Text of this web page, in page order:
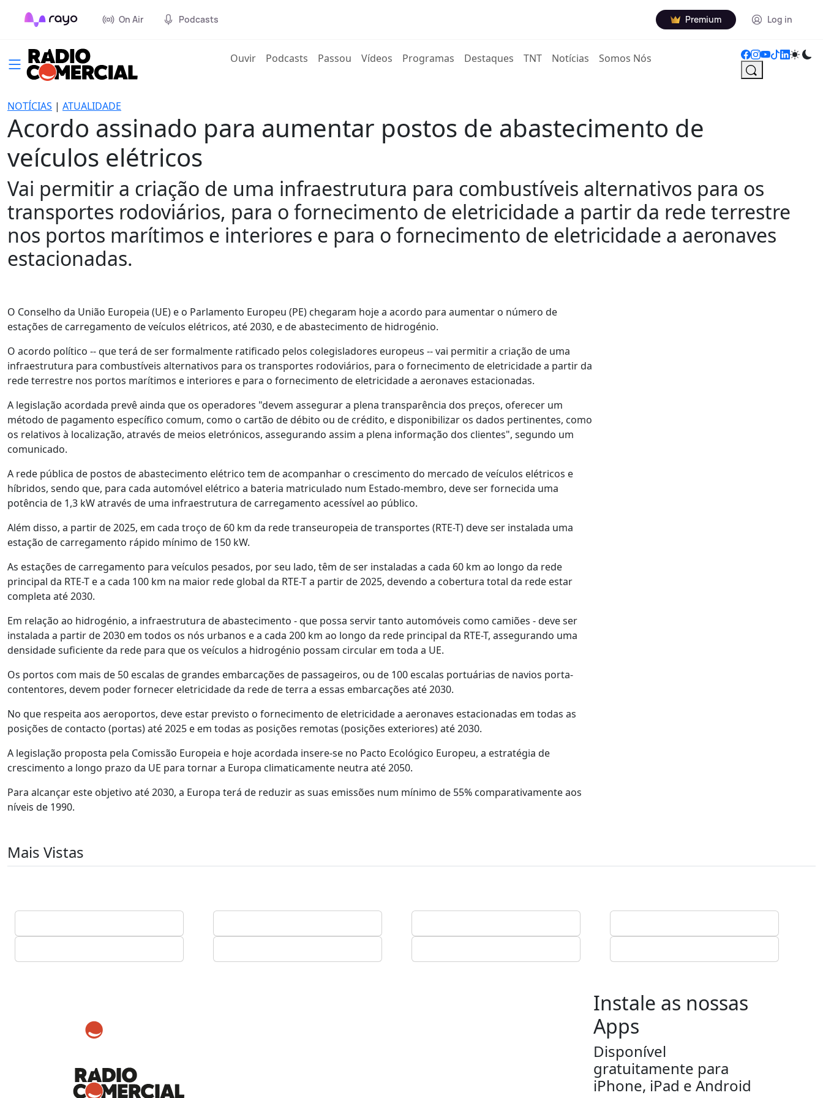
On Air Podcasts Premium Log in
Ouvir(current)
Podcasts Passou Vídeos Programas Destaques TNT Notícias Somos Nós
NOTÍCIAS | ATUALIDADE
Acordo assinado para aumentar postos de abastecimento de
veículos elétricos
Vai permitir a criação de uma infraestrutura para combustíveis alternativos para os
transportes rodoviários, para o fornecimento de eletricidade a partir da rede terrestre
nos portos marítimos e interiores e para o fornecimento de eletricidade a aeronaves
estacionadas.
O Conselho da União Europeia (UE) e o Parlamento Europeu (PE) chegaram hoje a acordo para aumentar o número de
estações de carregamento de veículos elétricos, até 2030, e de abastecimento de hidrogénio.
O acordo político -- que terá de ser formalmente ratificado pelos colegisladores europeus -- vai permitir a criação de uma
infraestrutura para combustíveis alternativos para os transportes rodoviários, para o fornecimento de eletricidade a partir da
rede terrestre nos portos marítimos e interiores e para o fornecimento de eletricidade a aeronaves estacionadas.
A legislação acordada prevê ainda que os operadores "devem assegurar a plena transparência dos preços, oferecer um
método de pagamento específico comum, como o cartão de débito ou de crédito, e disponibilizar os dados pertinentes, como
os relativos à localização, através de meios eletrónicos, assegurando assim a plena informação dos clientes", segundo um
comunicado.
A rede pública de postos de abastecimento elétrico tem de acompanhar o crescimento do mercado de veículos elétricos e
híbridos, sendo que, para cada automóvel elétrico a bateria matriculado num Estado-membro, deve ser fornecida uma
potência de 1,3 kW através de uma infraestrutura de carregamento acessível ao público.
Além disso, a partir de 2025, em cada troço de 60 km da rede transeuropeia de transportes (RTE-T) deve ser instalada uma
estação de carregamento rápido mínimo de 150 kW.
As estações de carregamento para veículos pesados, por seu lado, têm de ser instaladas a cada 60 km ao longo da rede
principal da RTE-T e a cada 100 km na maior rede global da RTE-T a partir de 2025, devendo a cobertura total da rede estar
completa até 2030.
Em relação ao hidrogénio, a infraestrutura de abastecimento - que possa servir tanto automóveis como camiões - deve ser
instalada a partir de 2030 em todos os nós urbanos e a cada 200 km ao longo da rede principal da RTE-T, assegurando uma
densidade suficiente da rede para que os veículos a hidrogénio possam circular em toda a UE.
Os portos com mais de 50 escalas de grandes embarcações de passageiros, ou de 100 escalas portuárias de navios porta-
contentores, devem poder fornecer eletricidade da rede de terra a essas embarcações até 2030.
No que respeita aos aeroportos, deve estar previsto o fornecimento de eletricidade a aeronaves estacionadas em todas as
posições de contacto (portas) até 2025 e em todas as posições remotas (posições exteriores) até 2030.
A legislação proposta pela Comissão Europeia e hoje acordada insere-se no Pacto Ecológico Europeu, a estratégia de
crescimento a longo prazo da UE para tornar a Europa climaticamente neutra até 2050.
Para alcançar este objetivo até 2030, a Europa terá de reduzir as suas emissões num mínimo de 55% comparativamente aos
níveis de 1990.
Mais Vistas
Instale as nossas
Apps
Disponível
gratuitamente para
iPhone, iPad e Android